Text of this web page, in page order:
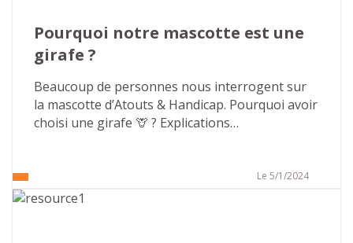
Pourquoi notre mascotte est une
girafe ?
Beaucoup de personnes nous interrogent sur
la mascotte d’Atouts & Handicap. Pourquoi avoir
choisi une girafe 🦒 ? Explications…
Le 5/1/2024